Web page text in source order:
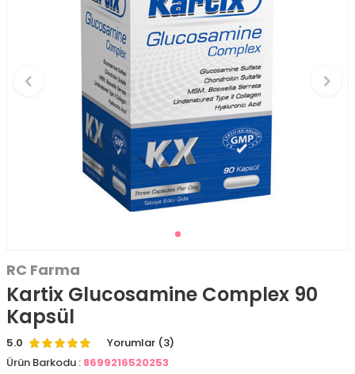
RC Farma
Kartix Glucosamine Complex 90
Kapsül
5.0
Yorumlar (3)
Ürün Barkodu : 8699216520253